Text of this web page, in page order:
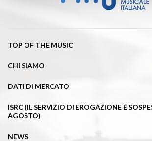
TOP OF THE MUSIC
CHI SIAMO
DATI DI MERCATO
ISRC (IL SERVIZIO DI EROGAZIONE È
AGOSTO)
NEWS